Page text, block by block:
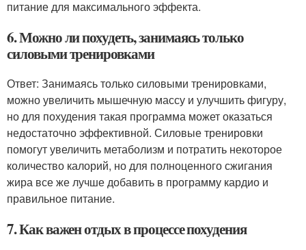
питание для максимального эффекта.
6. Можно ли похудеть, занимаясь только
силовыми тренировками
Ответ: Занимаясь только силовыми тренировками,
можно увеличить мышечную массу и улучшить фигуру,
но для похудения такая программа может оказаться
недостаточно эффективной. Силовые тренировки
помогут увеличить метаболизм и потратить некоторое
количество калорий, но для полноценного сжигания
жира все же лучше добавить в программу кардио и
правильное питание.
7. Как важен отдых в процессе похудения